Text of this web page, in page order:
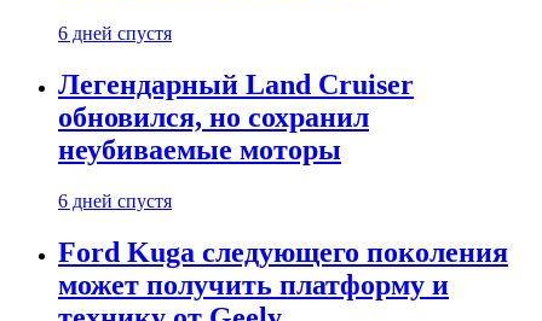
6 дней спустя
Легендарный Land Cruiser
обновился, но сохранил
неубиваемые моторы
6 дней спустя
Ford Kuga следующего поколения
может получить платформу и